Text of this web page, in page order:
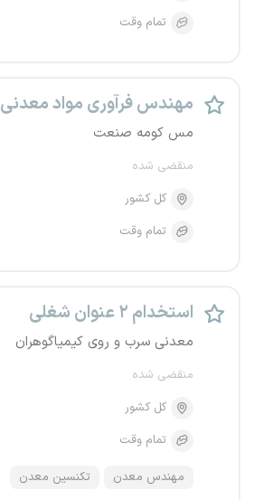
تمام وقت
مهندس فرآوری مواد معدنی
مس کومه صنعت
منقضی شده
کل کشور
تمام وقت
استخدام ۲ عنوان شغلی
معدنی سرب و روی کیمیاگوهران
منقضی شده
کل کشور
تمام وقت
مهندس معدن تکنسین معدن